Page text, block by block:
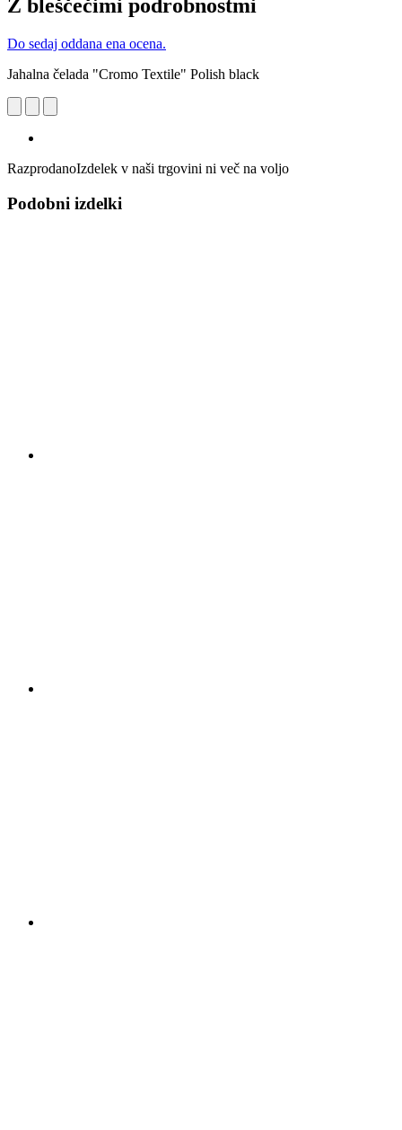
Z bleščečimi podrobnostmi
Do sedaj oddana ena ocena.
Jahalna čelada "Cromo Textile" Polish black
RazprodanoIzdelek v naši trgovini ni več na voljo
Podobni izdelki